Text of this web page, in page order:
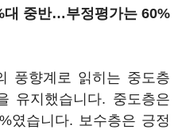
대 중반…부정평가는 60%
풍향계로 읽히는 중도층
유지했습니다. 중도층은
였습니다. 보수층은 긍정